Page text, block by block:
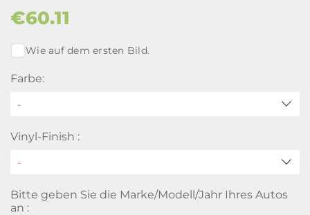
€60.11
Wie auf dem ersten Bild.
Farbe:
-
Vinyl-Finish :
Bitte geben Sie die Marke/Modell/Jahr Ihres Autos
an :